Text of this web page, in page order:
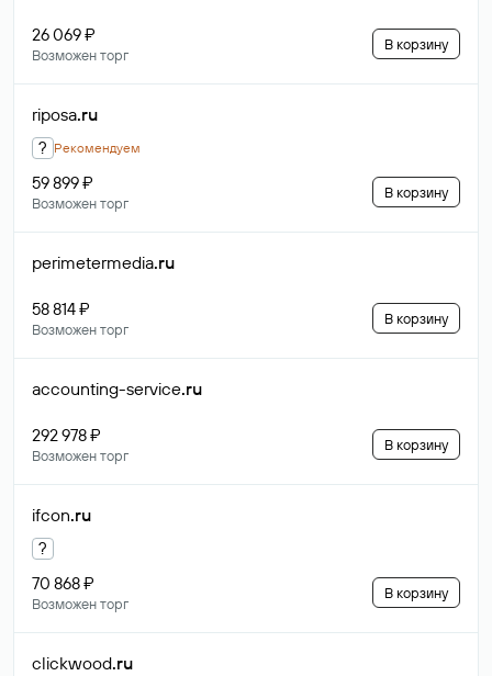
26 069 ₽
Возможен торг
В корзину
riposa.ru
? Рекомендуем
59 899 ₽
Возможен торг
В корзину
perimetermedia.ru
58 814 ₽
Возможен торг
В корзину
accounting-service.ru
292 978 ₽
Возможен торг
В корзину
ifcon.ru
?
70 868 ₽
Возможен торг
В корзину
clickwood.ru